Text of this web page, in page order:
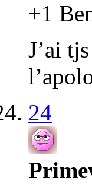
+1
J’ai
24